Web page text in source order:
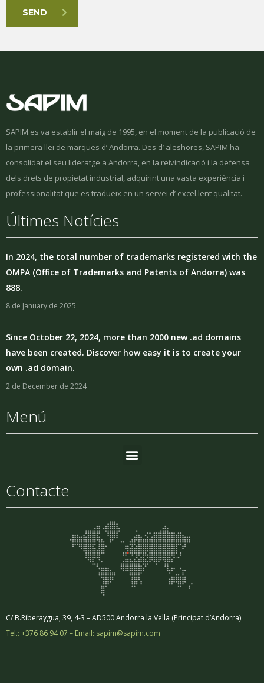
SEND
I accept thePrivacy Policy.
SAPIM es va establir el maig de 1995, en el moment de la publicació de
la primera llei de marques d’ Andorra. Des d’ aleshores, SAPIM ha
consolidat el seu lideratge a Andorra, en la reivindicació i la defensa
dels drets de propietat industrial, adquirint una vasta experiència i
professionalitat que es tradueix en un servei d’ excel.lent qualitat.
Últimes Notícies
In 2024, the total number of trademarks registered with the
OMPA (Office of Trademarks and Patents of Andorra) was
888.
8 de January de 2025
Since October 22, 2024, more than 2000 new .ad domains
have been created. Discover how easy it is to create your
own .ad domain.
2 de December de 2024
Menú
Contacte
C/ B.Riberaygua, 39, 4-3 – AD500 Andorra la Vella (Principat d’Andorra)
Tel.: +376 86 94 07 – Email: sapim@sapim.com